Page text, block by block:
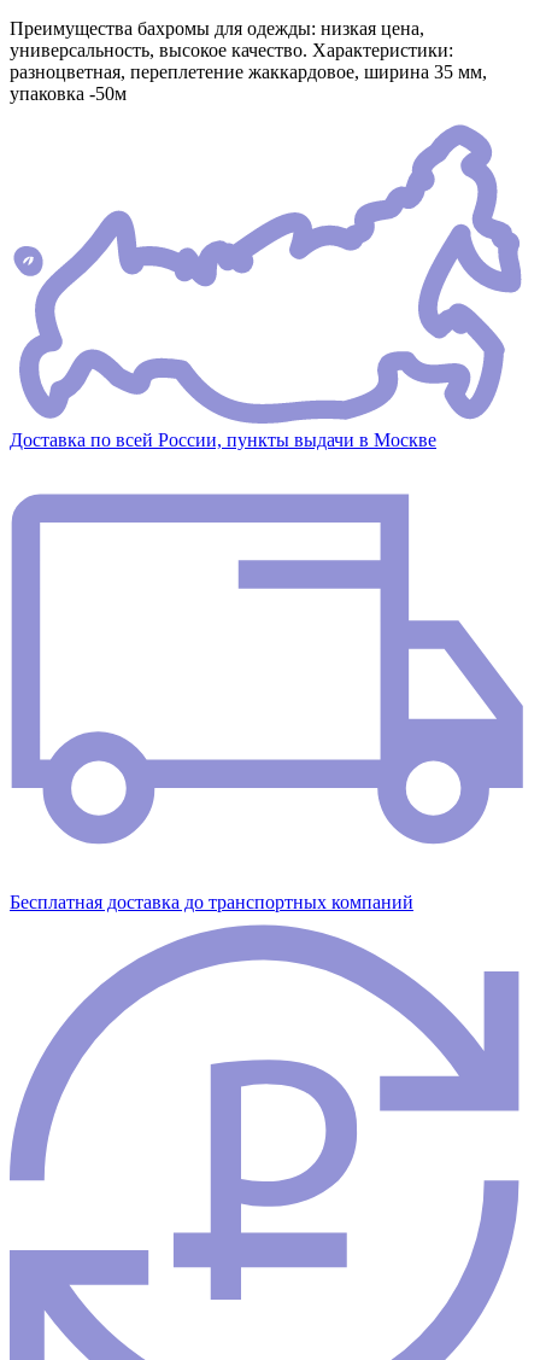
Преимущества бахромы для одежды: низкая цена,
универсальность, высокое качество. Характеристики:
разноцветная, переплетение жаккардовое, ширина 35 мм,
упаковка -50м
Доставка по всей России, пункты выдачи в Москве
Бесплатная доставка до транспортных компаний